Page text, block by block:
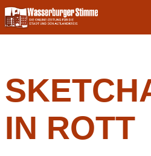
Skip
to
content
IN ROTT